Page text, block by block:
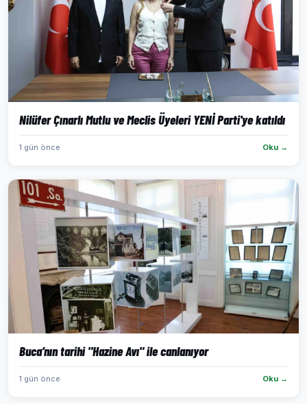
Nilüfer Çınarlı Mutlu ve Meclis Üyeleri YENİ Parti'ye katıldı
1 gün önce Oku →
Buca’nın tarihi "Hazine Avı" ile canlanıyor
1 gün önce Oku →